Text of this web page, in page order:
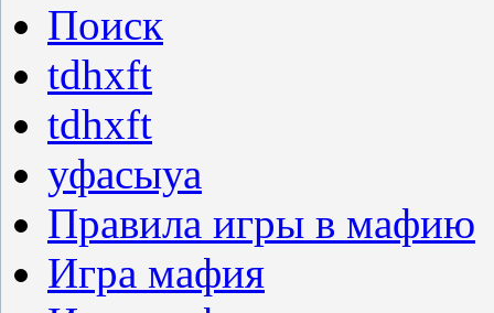
Поиск
tdhxft
tdhxft
уфасыуа
Правила игры в мафию
Игра мафия